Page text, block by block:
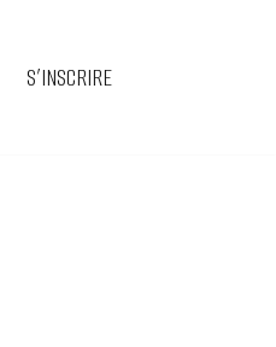
S’INSCRIRE